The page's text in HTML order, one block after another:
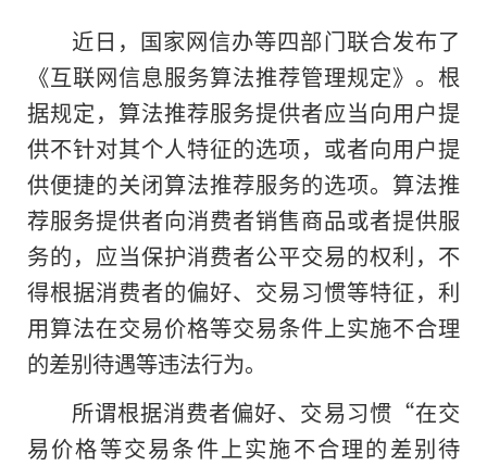
近日，国家网信办等四部门联合发布了
《互联网信息服务算法推荐管理规定》。根
据规定，算法推荐服务提供者应当向用户提
供不针对其个人特征的选项，或者向用户提
供便捷的关闭算法推荐服务的选项。算法推
荐服务提供者向消费者销售商品或者提供服
务的，应当保护消费者公平交易的权利，不
得根据消费者的偏好、交易习惯等特征，利
用算法在交易价格等交易条件上实施不合理
的差别待遇等违法行为。
所谓根据消费者偏好、交易习惯“在交
易价格等交易条件上实施不合理的差别待